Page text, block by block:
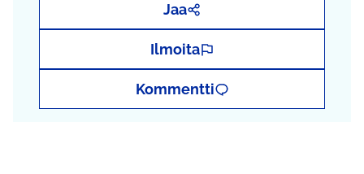
Jaa
Ilmoita
Kommentti